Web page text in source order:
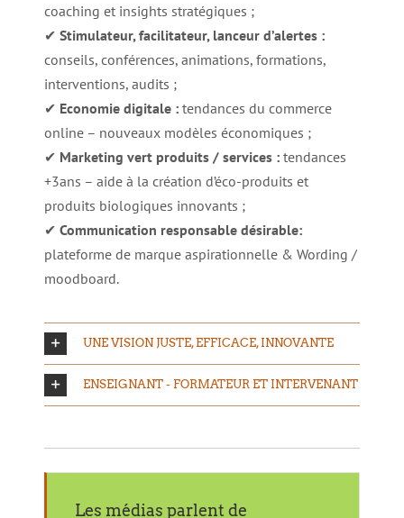
coaching et insights stratégiques ;
✔Stimulateur, facilitateur, lanceur d’alertes :
conseils, conférences, animations, formations,
interventions, audits ;
✔ Economie digitale : tendances du commerce
online – nouveaux modèles économiques ;
✔ Marketing vert produits / services : tendances
+3ans – aide à la création d’éco-produits et
produits biologiques innovants ;
✔Communication responsable désirable:
plateforme de marque aspirationnelle & Wording /
moodboard.
UNE VISION JUSTE, EFFICACE, INNOVANTE
ENSEIGNANT - FORMATEUR ET INTERVENANT
Les médias parlent de